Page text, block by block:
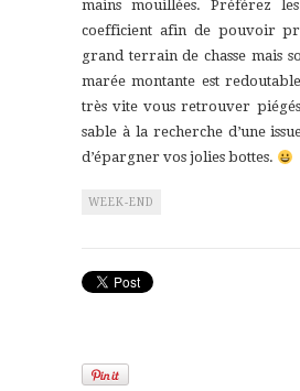
mains mouillées. Préférez
coefficient afin de pouvoir
grand terrain de chasse mais
marée montante est
très vite vous retrouver
sable à la recherche d’une
d’épargner vos jolies bottes.
WEEK-END